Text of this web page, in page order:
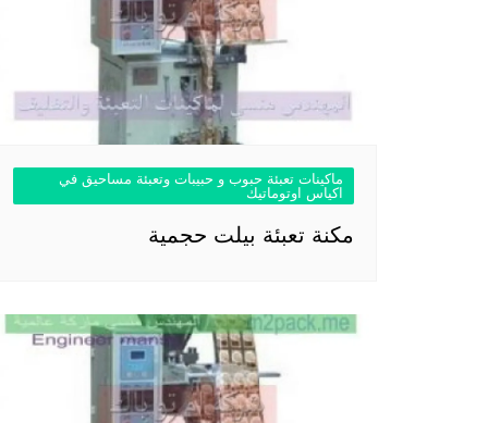
ماكينات تعبئة حبوب و حبيبات وتعبئة مساحيق في
اكياس اوتوماتيك
مكنة تعبئة بيلت حجمية